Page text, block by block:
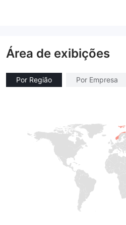
Área de exibições
Por Região Por Empresa